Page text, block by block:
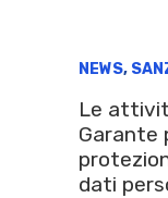
NEWS,
Le
Garante
dati